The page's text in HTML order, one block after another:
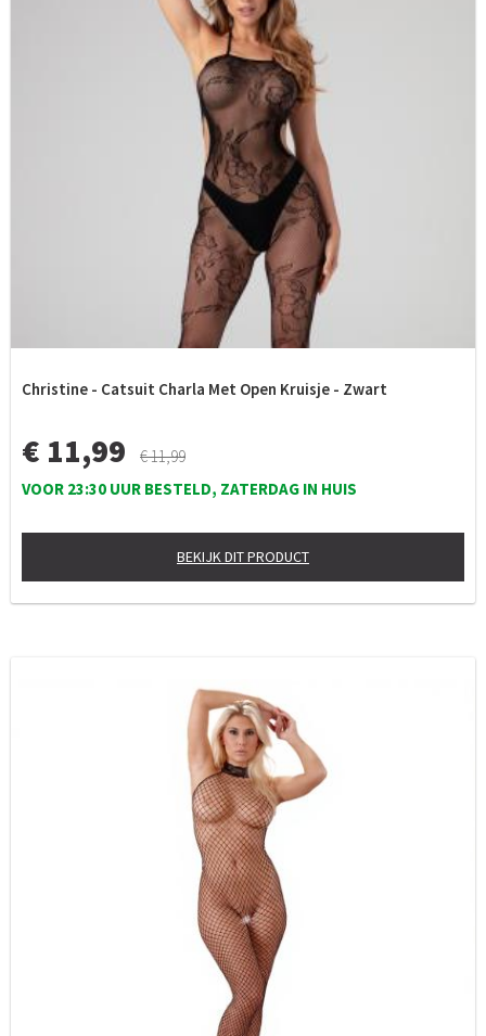
Christine - Catsuit Charla Met Open Kruisje - Zwart
€ 11,99
€ 11,99
VOOR 23:30 UUR BESTELD, ZATERDAG IN HUIS
BEKIJK DIT PRODUCT